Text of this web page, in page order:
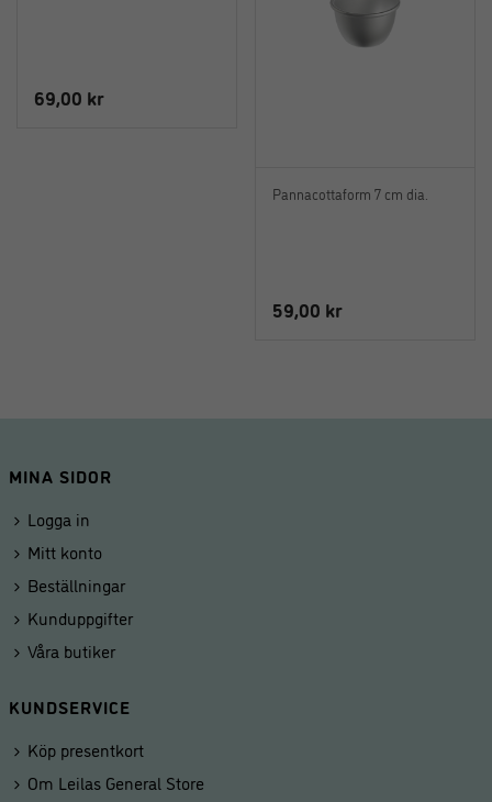
Pannacottaform 7 cm dia.
59,00 kr
69,00 kr
MINA SIDOR
Logga in
Mitt konto
Beställningar
Kunduppgifter
Våra butiker
KUNDSERVICE
Köp presentkort
Om Leilas General Store